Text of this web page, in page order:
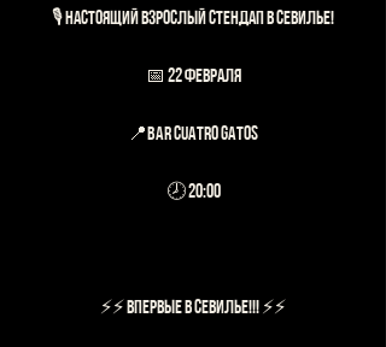
🎙 НАСТОЯЩИЙ ВЗРОСЛЫЙ СТЕНДАП В СЕВИЛЬЕ!
📅 22 февраля
📍Bar Cuatro Gatos
🕗 20:00
⚡️⚡️ ВПЕРВЫЕ В СЕВИЛЬЕ!!! ⚡️⚡️